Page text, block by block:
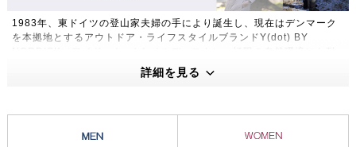
1983年、東ドイツの登山家夫婦の手により誕生し、現在はデンマーク
を本拠地とするアウトドア・ライフスタイルブランドY(dot) BY
えうる高い機能性・保温性をもつプロダクトは、アウトドアのプロフェ
ッショナルたちから信頼を集め、数々の過酷な冒険やレースを支えてき
詳細を見る